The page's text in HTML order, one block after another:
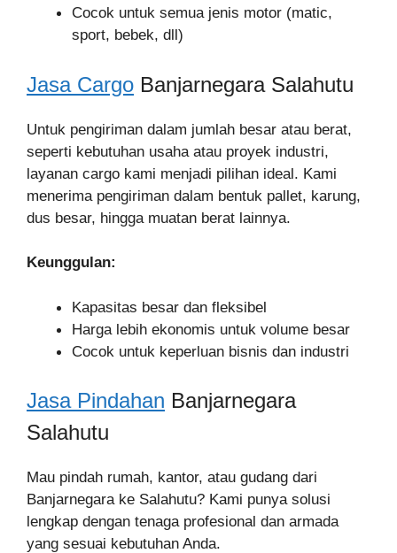
Cocok untuk semua jenis motor (matic,
sport, bebek, dll)
Jasa Cargo Banjarnegara Salahutu
Untuk pengiriman dalam jumlah besar atau berat,
seperti kebutuhan usaha atau proyek industri,
layanan cargo kami menjadi pilihan ideal. Kami
menerima pengiriman dalam bentuk pallet, karung,
dus besar, hingga muatan berat lainnya.
Keunggulan:
Kapasitas besar dan fleksibel
Harga lebih ekonomis untuk volume besar
Cocok untuk keperluan bisnis dan industri
Jasa Pindahan Banjarnegara
Salahutu
Mau pindah rumah, kantor, atau gudang dari
Banjarnegara ke Salahutu? Kami punya solusi
lengkap dengan tenaga profesional dan armada
yang sesuai kebutuhan Anda.